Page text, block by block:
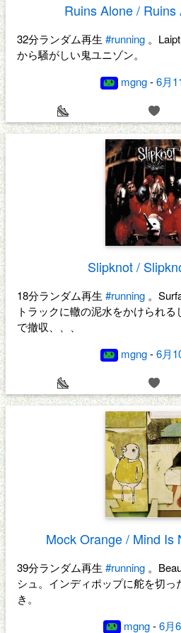
Ruins Alone / Ruins
32分ランダム再生 #running 。
から騒がしい鬼ユニゾン。
mgng-6月
Slipknot /
18分ランダム再生 #running 。
トラックに轍の泥水をかけられ
で撤収、、、
mgng-6月
Mock Orange / Mind Is
39分ランダム再生 #running 。
シュ。インディポップに舵を切
き。
mgng-6月